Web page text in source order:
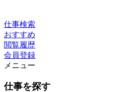
仕事検索
おすすめ
閲覧履歴
会員登録
メニュー
仕事を探す